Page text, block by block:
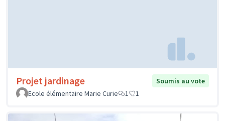
Projet jardinage
Soumis au vote
Ecole élémentaire Marie Curie
1 1